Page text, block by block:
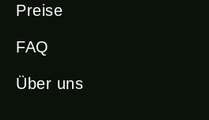
Preise
FAQ
Über uns